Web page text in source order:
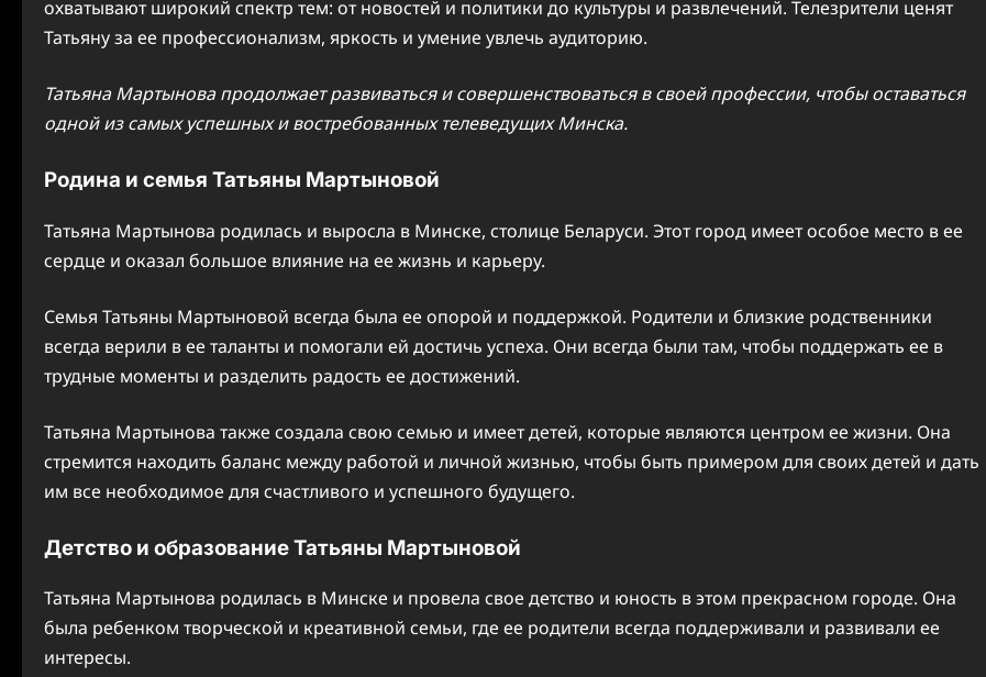
охватывают широкий спектр тем: от новостей и политики до культуры и развлечений. Телезрители ценят
Татьяну за ее профессионализм, яркость и умение увлечь аудиторию.
Татьяна Мартынова продолжает развиваться и совершенствоваться в своей профессии, чтобы оставаться
одной из самых успешных и востребованных телеведущих Минска.
Родина и семья Татьяны Мартыновой
Татьяна Мартынова родилась и выросла в Минске, столице Беларуси. Этот город имеет особое место в ее
сердце и оказал большое влияние на ее жизнь и карьеру.
Семья Татьяны Мартыновой всегда была ее опорой и поддержкой. Родители и близкие родственники
всегда верили в ее таланты и помогали ей достичь успеха. Они всегда были там, чтобы поддержать ее в
трудные моменты и разделить радость ее достижений.
Татьяна Мартынова также создала свою семью и имеет детей, которые являются центром ее жизни. Она
стремится находить баланс между работой и личной жизнью, чтобы быть примером для своих детей и дать
им все необходимое для счастливого и успешного будущего.
Детство и образование Татьяны Мартыновой
Татьяна Мартынова родилась в Минске и провела свое детство и юность в этом прекрасном городе. Она
была ребенком творческой и креативной семьи, где ее родители всегда поддерживали и развивали ее
интересы.